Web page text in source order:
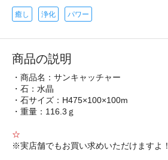
癒し 浄化 パワー
商品の説明
・商品名：サンキャッチャー
・石：水晶
・石サイズ：H475×100×100m
・重量：116.3ｇ
☆
※実店舗でもお買い求めいただけますよ！